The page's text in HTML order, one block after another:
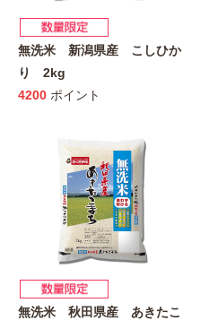
無洗米 新潟県産 こしひか
り 2kg
4200 ポイント
無洗米 秋田県産 あきたこ